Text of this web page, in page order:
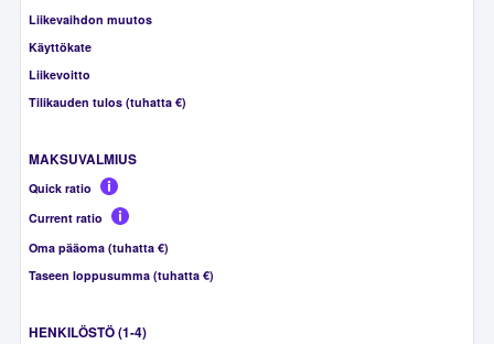
Liikevaihdon muutos
Käyttökate
Liikevoitto
Tilikauden tulos (tuhatta €)
MAKSUVALMIUS
Quick ratio
Current ratio
Oma pääoma (tuhatta €)
Taseen loppusumma (tuhatta €)
HENKILÖSTÖ (1-4)